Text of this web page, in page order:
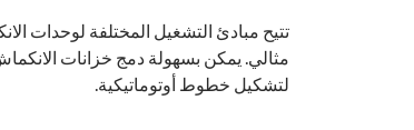
تتيح مبادئ التشغيل المختلفة لوحدات
مثالي. يمكن بسهولة دمج خزانات
لتشكيل خطوط أوتوماتيكية.